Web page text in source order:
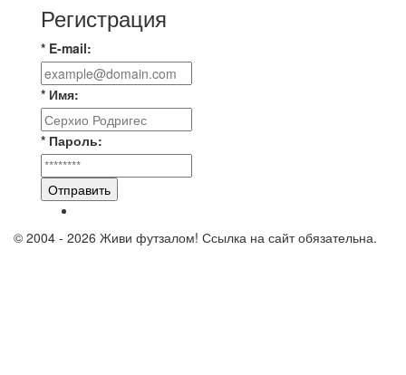
Регистрация
* E-mail:
* Имя:
* Пароль:
Отправить
© 2004 - 2026 Живи футзалом! Ссылка на сайт обязательна.